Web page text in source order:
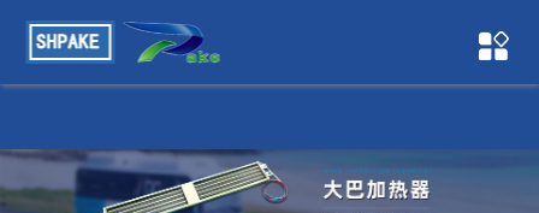
成人在线视频